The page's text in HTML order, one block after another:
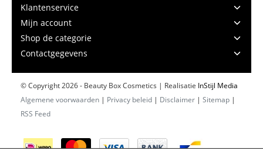
Klantenservice
Mijn account
Shop de categorie
Contactgegevens
© Copyright 2026 - Beauty Box Cosmetics | Realisatie InStijl Media
Algemene voorwaarden | Privacy beleid | Disclaimer | Sitemap |
RSS Feed